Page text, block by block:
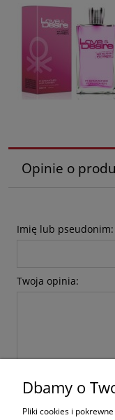
Opinie o
Imię lub pseudonim:
Twoja opinia:
Dbamy o
Pliki cookies i